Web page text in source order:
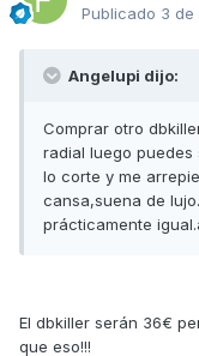
Publicado 3 de
Angelupi dijo:
Comprar otro
radial luego puedes
lo corte y me
cansa,suena de
prácticamente
El dbkiller serán 36€
que eso!!!